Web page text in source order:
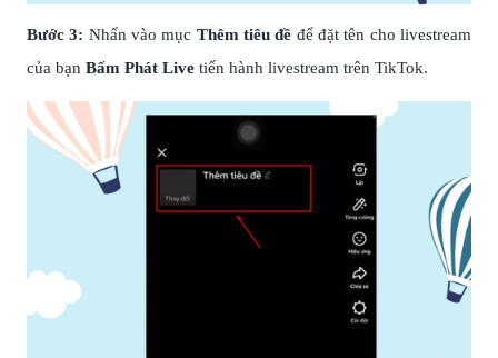
Bước 3: Nhấn vào mục Thêm tiêu đề để đặt tên cho livestream
của bạn Bấm Phát Live tiến hành livestream trên TikTok.